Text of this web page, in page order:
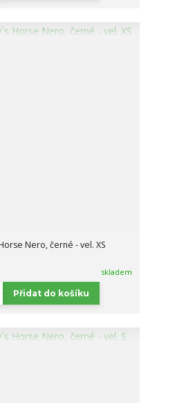
Nero, černé - vel. XS
skladem
Přidat do košíku